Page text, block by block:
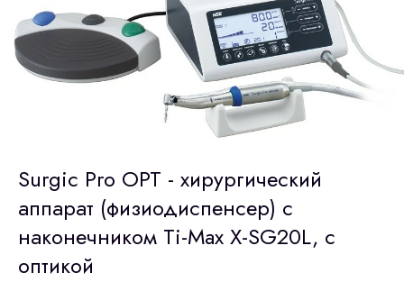
Surgic Pro OPT - хирургический
аппарат (физиодиспенсер) с
наконечником Ti-Max X-SG20L, с
оптикой